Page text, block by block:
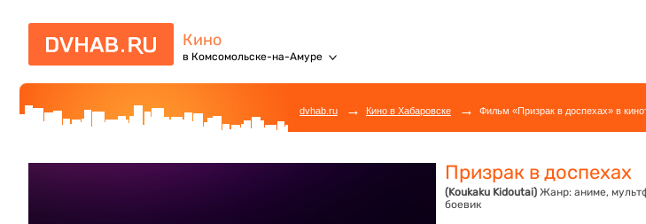
Кино
в Комсомольске-на-Амуре
dvhab.ru → Кино в Хабаровске → Фильм «Призрак в доспехах» в
Призрак в доспехах
(Koukaku Kidoutai) Жанр: аниме,
боевик